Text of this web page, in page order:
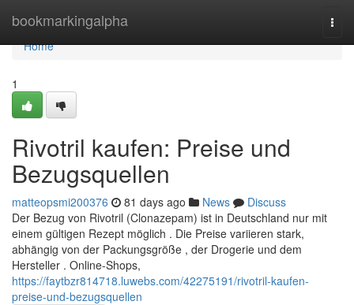
bookmarkingalpha
Home
Home
1
Rivotril kaufen: Preise und
Bezugsquellen
matteopsmi200376 81 days ago News
Discuss
Der Bezug von Rivotril (Clonazepam) ist in Deutschland nur mit
einem gültigen Rezept möglich . Die Preise variieren stark,
abhängig von der Packungsgröße , der Drogerie und dem
Hersteller . Online-Shops,
https://faytbzr814718.luwebs.com/42275191/rivotril-kaufen-
preise-und-bezugsquellen